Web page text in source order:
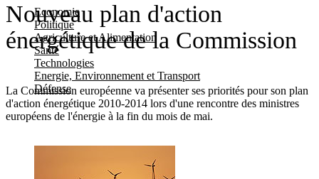
Economie
Politique
Agriculture et Alimentation
Santé
Technologies
Energie, Environnement et Transport
Défense
Nouveau plan d'action
énergétique de la Commission
La Commission européenne va présenter ses priorités pour son plan
d'action énergétique 2010-2014 lors d'une rencontre des ministres
européens de l'énergie à la fin du mois de mai.